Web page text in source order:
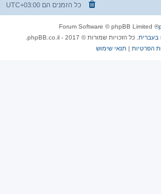
כל הזמנים הם UTC+03:00
® Forum Software © phpBB Limited
. כל הזכויות שמורות © 2017 - phpBB.co.il.
הפרטיות | תנאי שימוש